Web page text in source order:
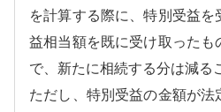
を計算する際に、特別受益を
益相当額を既に受け取ったも
で、新たに相続する分は減る
ただし、特別受益の金額が法